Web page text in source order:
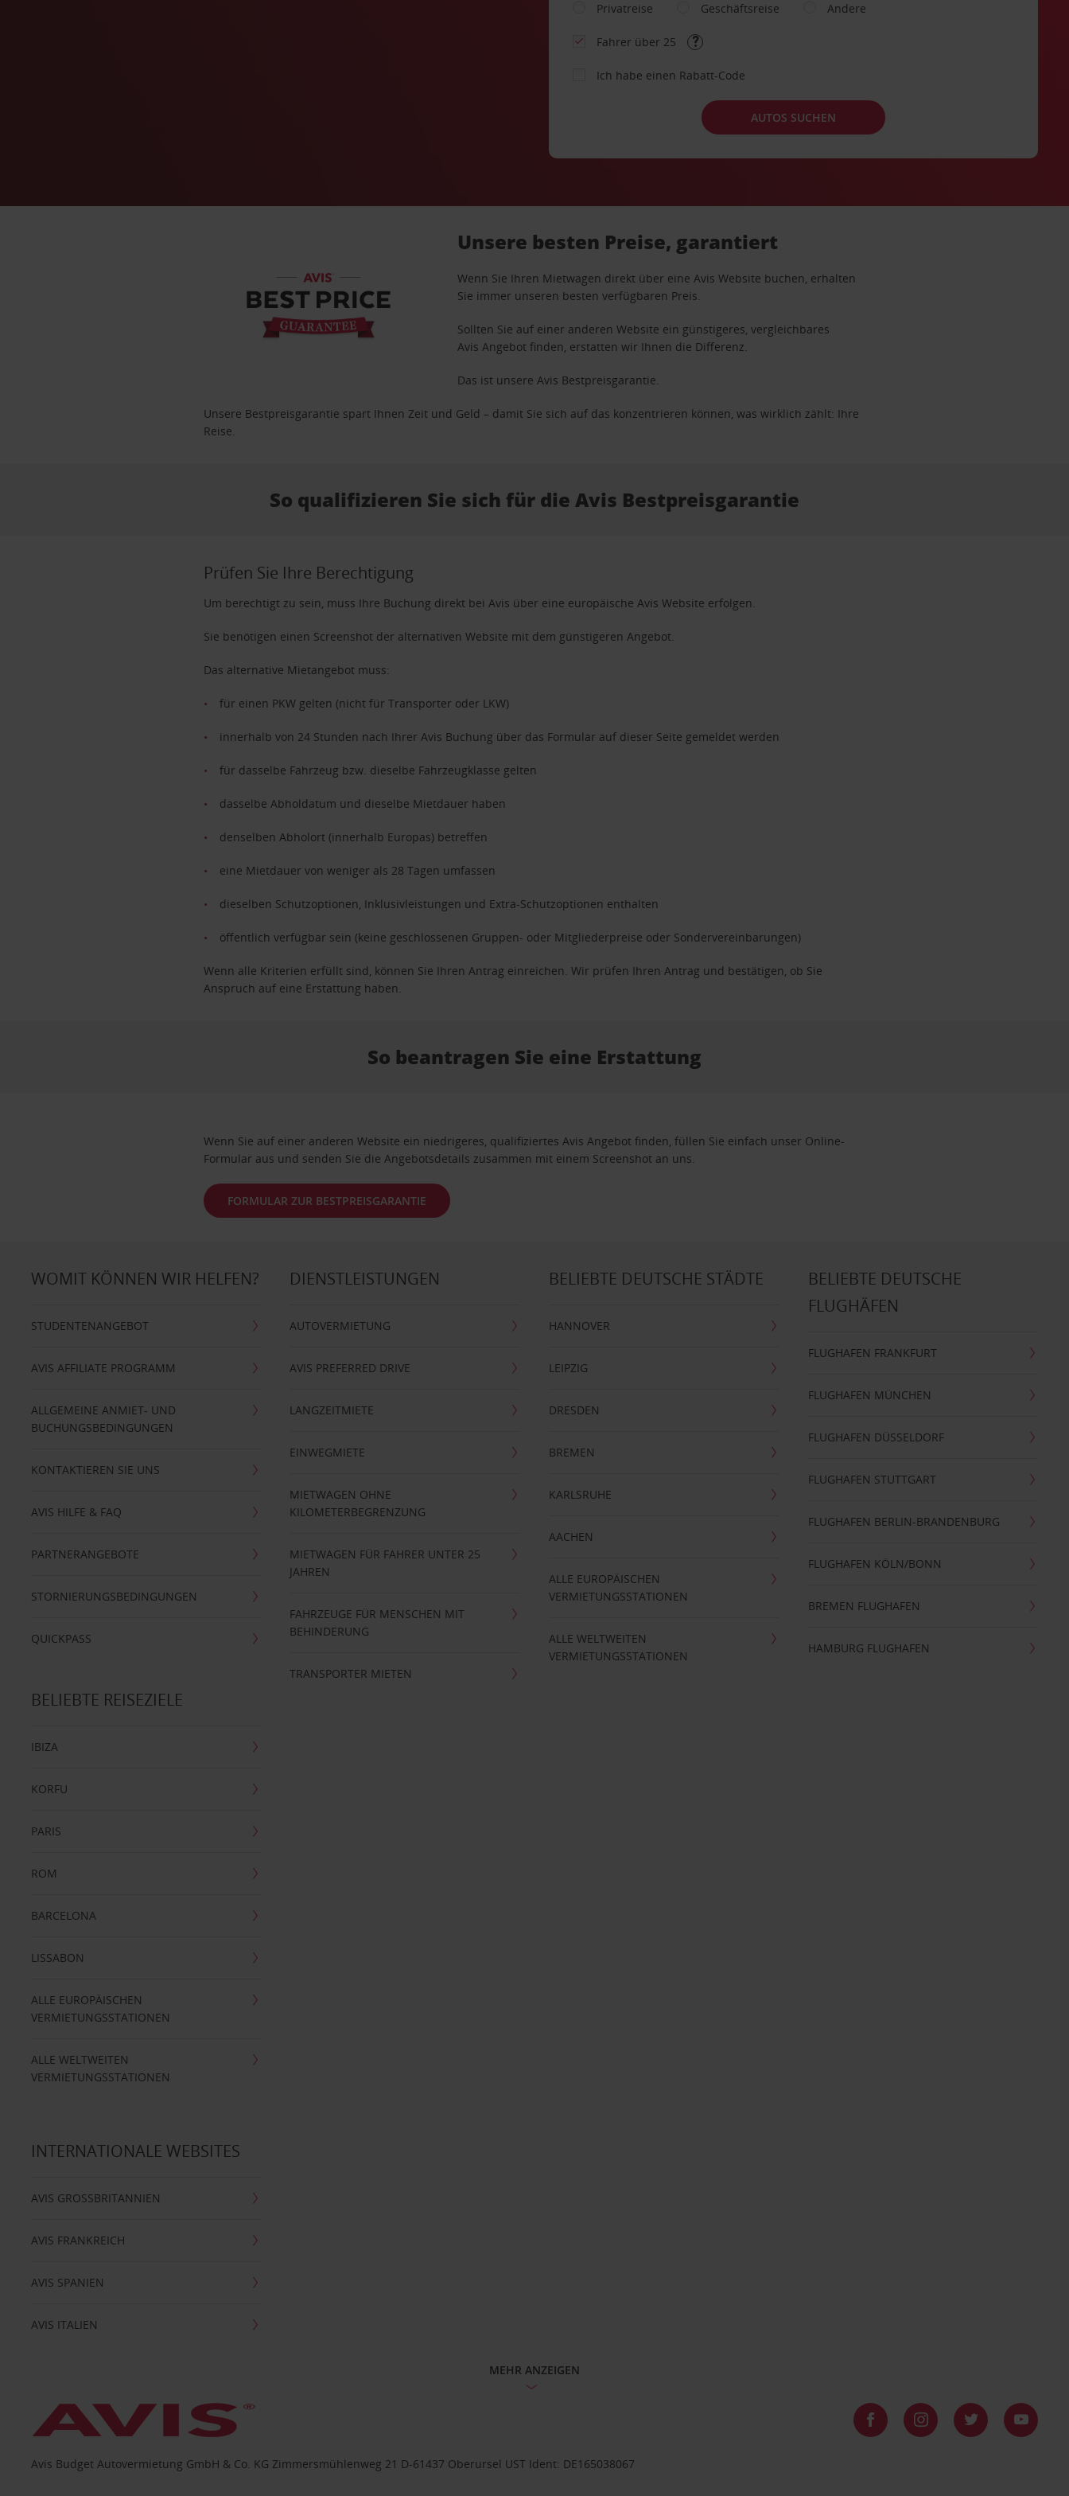
Privatreise
Geschäftsreise Andere
Fahrer über 25
Ich habe einen Rabatt-Code
AUTOS SUCHEN
Unsere besten Preise, garantiert
Wenn Sie Ihren Mietwagen direkt über eine Avis Website buchen, erhalten
Sie immer unseren besten verfügbaren Preis.
Sollten Sie auf einer anderen Website ein günstigeres, vergleichbares
Avis Angebot finden, erstatten wir Ihnen die Differenz.
Das ist unsere Avis Bestpreisgarantie.
Unsere Bestpreisgarantie spart Ihnen Zeit und Geld – damit Sie sich auf das konzentrieren können, was wirklich zählt: Ihre
Reise.
So qualifizieren Sie sich für die Avis Bestpreisgarantie
Prüfen Sie Ihre Berechtigung
Um berechtigt zu sein, muss Ihre Buchung direkt bei Avis über eine europäische Avis Website erfolgen.
Sie benötigen einen Screenshot der alternativen Website mit dem günstigeren Angebot.
Das alternative Mietangebot muss:
für einen PKW gelten (nicht für Transporter oder LKW)
innerhalb von 24 Stunden nach Ihrer Avis Buchung über das Formular auf dieser Seite gemeldet werden
für dasselbe Fahrzeug bzw. dieselbe Fahrzeugklasse gelten
dasselbe Abholdatum und dieselbe Mietdauer haben
denselben Abholort (innerhalb Europas) betreffen
eine Mietdauer von weniger als 28 Tagen umfassen
dieselben Schutzoptionen, Inklusivleistungen und Extra-Schutzoptionen enthalten
öffentlich verfügbar sein (keine geschlossenen Gruppen- oder Mitgliederpreise oder Sondervereinbarungen)
Wenn alle Kriterien erfüllt sind, können Sie Ihren Antrag einreichen. Wir prüfen Ihren Antrag und bestätigen, ob Sie
Anspruch auf eine Erstattung haben.
So beantragen Sie eine Erstattung
Wenn Sie auf einer anderen Website ein niedrigeres, qualifiziertes Avis Angebot finden, füllen Sie einfach unser Online-
Formular aus und senden Sie die Angebotsdetails zusammen mit einem Screenshot an uns.
FORMULAR ZUR BESTPREISGARANTIE
WOMIT KÖNNEN WIR HELFEN?
STUDENTENANGEBOT
AVIS AFFILIATE PROGRAMM
ALLGEMEINE ANMIET- UND
BUCHUNGSBEDINGUNGEN
KONTAKTIEREN SIE UNS
AVIS HILFE & FAQ
PARTNERANGEBOTE
STORNIERUNGSBEDINGUNGEN
QUICKPASS
DIENSTLEISTUNGEN
AUTOVERMIETUNG
AVIS PREFERRED DRIVE
LANGZEITMIETE
EINWEGMIETE
MIETWAGEN OHNE
KILOMETERBEGRENZUNG
MIETWAGEN FÜR FAHRER UNTER 25
JAHREN
FAHRZEUGE FÜR MENSCHEN MIT
BEHINDERUNG
TRANSPORTER MIETEN
BELIEBTE DEUTSCHE STÄDTE
HANNOVER
LEIPZIG
DRESDEN
BREMEN
KARLSRUHE
AACHEN
ALLE EUROPÄISCHEN
VERMIETUNGSSTATIONEN
ALLE WELTWEITEN
VERMIETUNGSSTATIONEN
BELIEBTE DEUTSCHE
FLUGHÄFEN
FLUGHAFEN FRANKFURT
FLUGHAFEN MÜNCHEN
FLUGHAFEN DÜSSELDORF
FLUGHAFEN STUTTGART
FLUGHAFEN BERLIN-BRANDENBURG
FLUGHAFEN KÖLN/BONN
BREMEN FLUGHAFEN
HAMBURG FLUGHAFEN
BELIEBTE REISEZIELE
IBIZA
KORFU
PARIS
ROM
BARCELONA
LISSABON
ALLE EUROPÄISCHEN
VERMIETUNGSSTATIONEN
ALLE WELTWEITEN
VERMIETUNGSSTATIONEN
INTERNATIONALE WEBSITES
AVIS GROSSBRITANNIEN
AVIS FRANKREICH
AVIS SPANIEN
AVIS ITALIEN
MEHR ANZEIGEN
Avis Budget Autovermietung GmbH & Co. KG Zimmersmühlenweg 21 D-61437 Oberursel UST Ident: DE165038067